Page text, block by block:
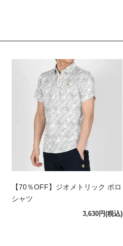
【70％OFF】ジオメトリック ポロ
シャツ
3,630円(税込)